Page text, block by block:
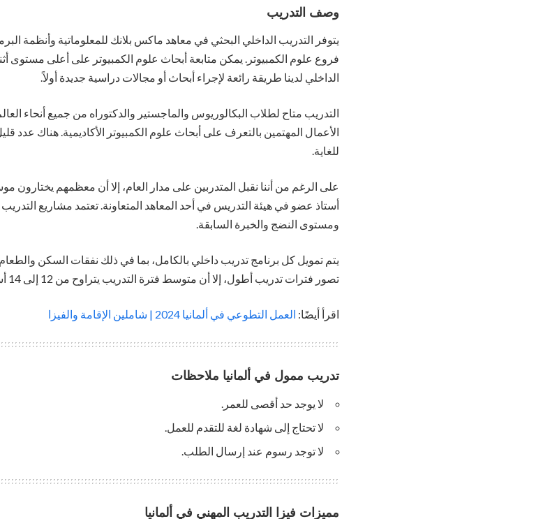
وصف التدريب
يتوفر التدريب الداخلي البحثي في معاهد ماكس بلانك للمعلوماتية وأنظمة
فروع علوم الكمبيوتر. يمكن متابعة أبحاث علوم الكمبيوتر على أعلى مستوى
الداخلي لدينا طريقة رائعة لإجراء أبحاث أو مجالات دراسية جديدة أولاً.
التدريب متاح لطلاب البكالوريوس والماجستير والدكتوراه من جميع أنحاء
الأعمال المهتمين بالتعرف على أبحاث علوم الكمبيوتر الأكاديمية. هناك عدد
للغاية.
على الرغم من أننا نقبل المتدربين على مدار العام، إلا أن معظمهم
أستاذ عضو في هيئة التدريس في أحد المعاهد المتعاونة. تعتمد مشاريع
ومستوى النضج والخبرة السابقة.
يتم تمويل كل برنامج تدريب داخلي بالكامل، بما في ذلك نفقات السكن والطعام
تصور فترات تدريب أطول، إلا أن متوسط فترة التدريب يتراوح من 12 إلى 14 أسبوعًا.
اقرأ أيضًا: العمل التطوعي في ألمانيا 2024 | شاملين الإقامة والفيزا
تدريب ممول في ألمانيا ملاحظات
لا يوجد حد أقصى للعمر.
لا تحتاج إلى شهادة لغة للتقدم للعمل.
لا توجد رسوم عند إرسال الطلب.
مميزات فيزا التدريب المهني في ألمانيا